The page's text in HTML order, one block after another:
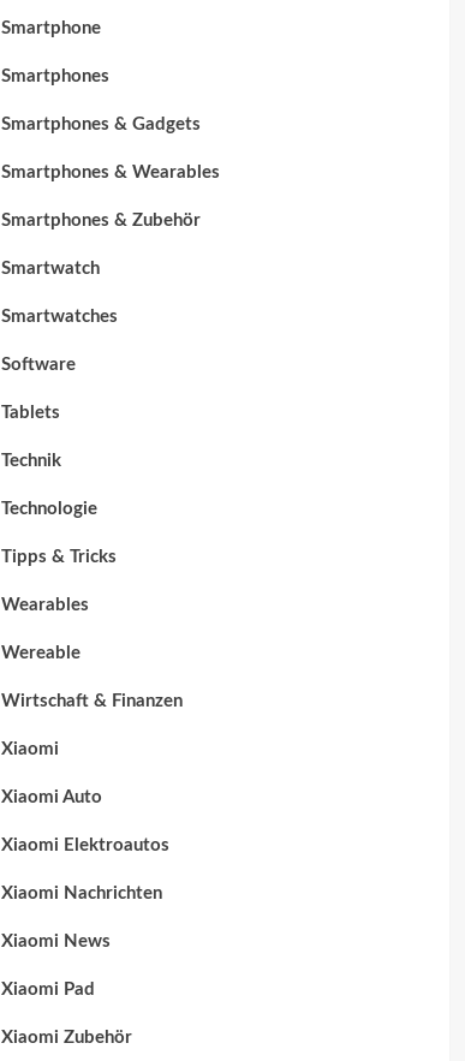
Smartphone
Smartphones
Smartphones & Gadgets
Smartphones & Wearables
Smartphones & Zubehör
Smartwatch
Smartwatches
Software
Tablets
Technik
Technologie
Tipps & Tricks
Wearables
Wereable
Wirtschaft & Finanzen
Xiaomi
Xiaomi Auto
Xiaomi Elektroautos
Xiaomi Nachrichten
Xiaomi News
Xiaomi Pad
Xiaomi Zubehör